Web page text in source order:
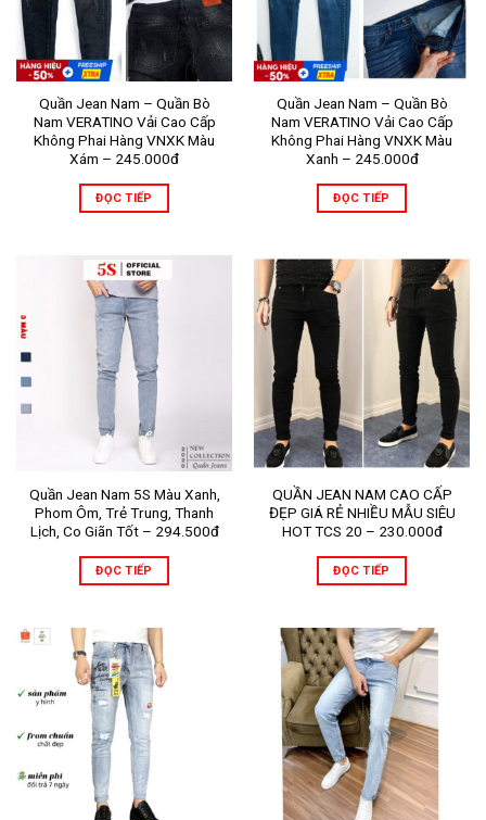
Quần Jean Nam – Quần Bò
Nam VERATINO Vải Cao Cấp
Không Phai Hàng VNXK Màu
Xám – 245.000đ
ĐỌC TIẾP
Quần Jean Nam – Quần Bò
Nam VERATINO Vải Cao Cấp
Không Phai Hàng VNXK Màu
Xanh – 245.000đ
ĐỌC TIẾP
Quần Jean Nam 5S Màu Xanh,
Phom Ôm, Trẻ Trung, Thanh
Lịch, Co Giãn Tốt – 294.500đ
ĐỌC TIẾP
QUẦN JEAN NAM CAO CẤP
ĐẸP GIÁ RẺ NHIỀU MẪU SIÊU
HOT TCS 20 – 230.000đ
ĐỌC TIẾP